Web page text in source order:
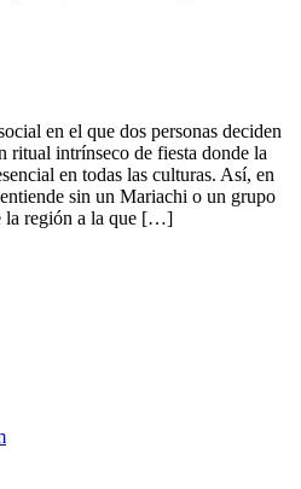
en el que dos personas deciden
ritual intrínseco de fiesta donde la
en todas las culturas. Así, en
sin un Mariachi o un grupo
la región a la que […]